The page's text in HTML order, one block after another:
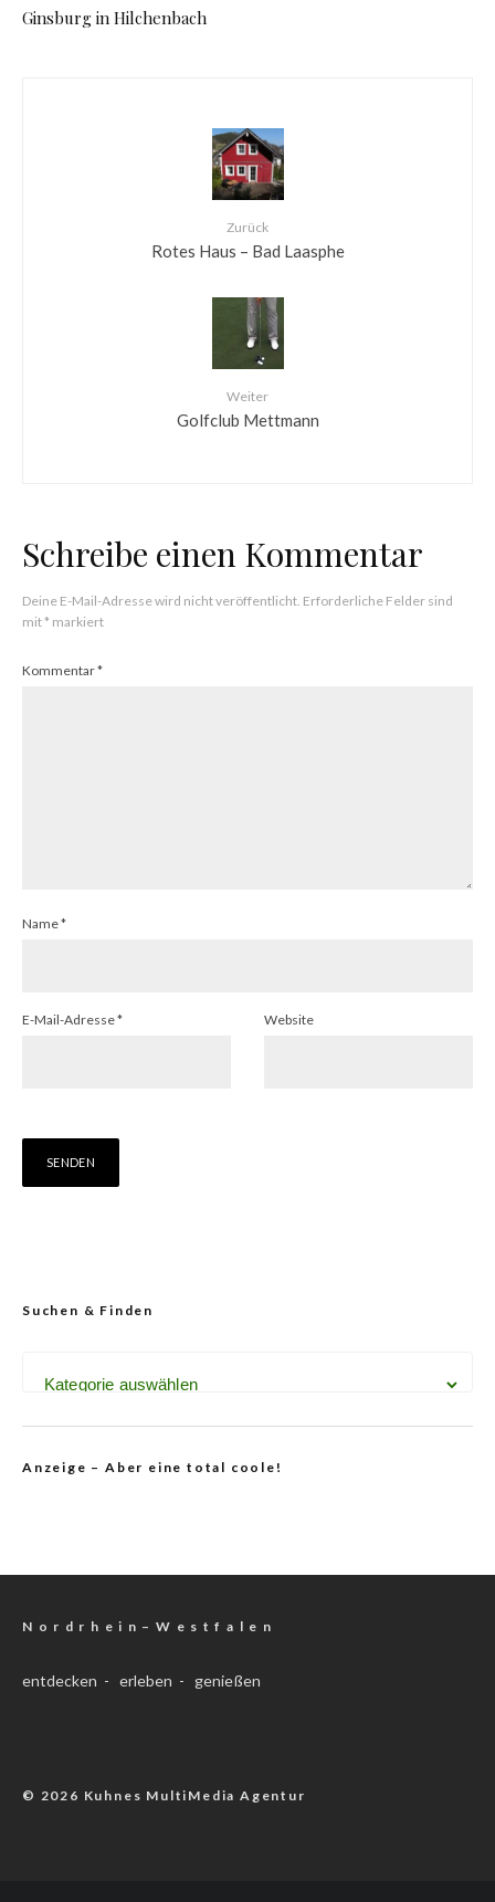
Ginsburg in Hilchenbach
Zurück
Rotes Haus – Bad Laasphe
Weiter
Golfclub Mettmann
Schreibe einen Kommentar
Deine E-Mail-Adresse wird nicht veröffentlicht. Erforderliche Felder sind
mit* markiert
Kommentar*
Name*
E-Mail-Adresse* Website
Suchen & Finden
Anzeige – Aber eine total coole!
N o r d r h e i n – W e s t f a l e n
entdecken - erleben - genießen
© 2026 Kuhnes MultiMedia Agentur